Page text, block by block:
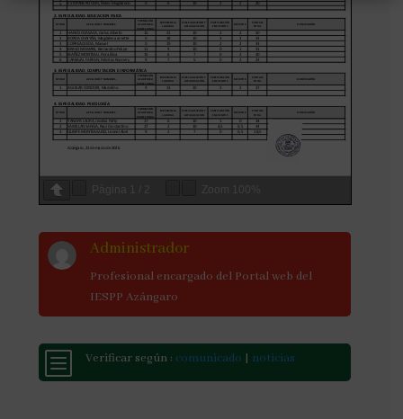
Página 1 2 Zoom 100%
Administrador
Profesional encargado del Portal web del
IESPP Azángaro
b Verificar según : comunicado | noticias